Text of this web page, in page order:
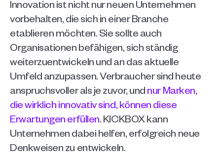
Innovation ist nicht nur neuen Unternehmen
vorbehalten, die sich in einer Branche
etablieren möchten. Sie sollte auch
Organisationen befähigen, sich ständig
weiterzuentwickeln und an das aktuelle
Umfeld anzupassen. Verbraucher sind heute
anspruchsvoller als je zuvor, und nur Marken,
die wirklich innovativ sind, können diese
Erwartungen erfüllen. KICKBOX kann
Unternehmen dabei helfen, erfolgreich neue
Denkweisen zu entwickeln.